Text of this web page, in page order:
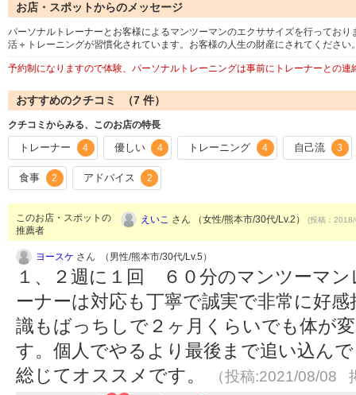
お店・スポットからのメッセージ
パーソナルトレーナーとお客様によるマンツーマンのエクササイズを行ってお
活＋トレーニングが習慣化されています。お客様の人生の財産にされてください
予約制になりますので体験、パーソナルトレーニングは事前にトレーナーとの連
おすすめのクチコミ （7 件）
クチコミからみる、このお店の特長
トレーナー 4 優しい 4 トレーニング 4 自己流 3
食事 2 アドバイス 2
このお店・スポットの
推薦者
えいこ さん （女性/熊本市/30代/Lv.2） (投稿：
ヨースケ さん （男性/熊本市/30代/Lv.5）
１、２週に１回 ６０分のマンツーマ
ーナーは対応も丁寧で誠実で非常に好
識もばっちしで２ヶ月くらいでも体が
す。個人でやるより最後まで追い込ん
総じてオススメです。
（投稿:2021/08/08